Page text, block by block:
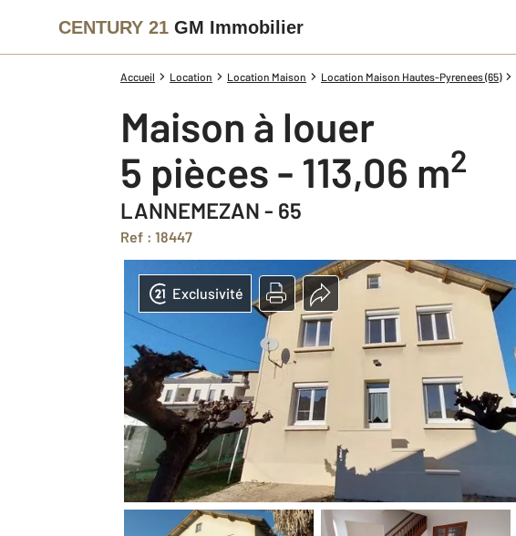
CENTURY 21 GM Immobilier
Accueil Location Location Maison Location Maison Hautes-Pyrenees (65)
Maison à louer
5 pièces - 113,06 m2
LANNEMEZAN - 65
Ref : 18447
Exclusivité